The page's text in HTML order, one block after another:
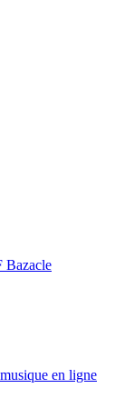
Bazacle
en ligne